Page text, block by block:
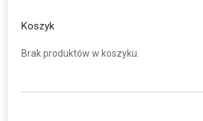
Koszyk
Brak produktów w koszyku.